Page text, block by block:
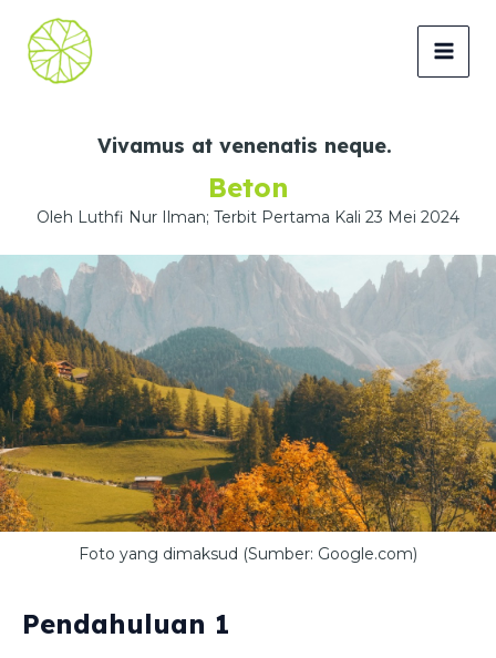
Lewati
konten
Vivamus at venenatis neque.
Beton
Oleh Luthfi Nur Ilman; Terbit Pertama Kali 23 Mei 2024
Foto yang dimaksud (Sumber: Google.com)
Pendahuluan 1